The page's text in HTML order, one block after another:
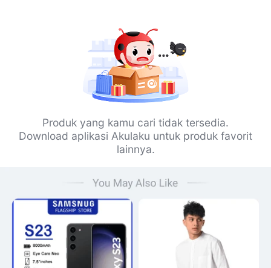
Produk yang kamu cari tidak tersedia.
Download aplikasi Akulaku untuk produk favorit
lainnya.